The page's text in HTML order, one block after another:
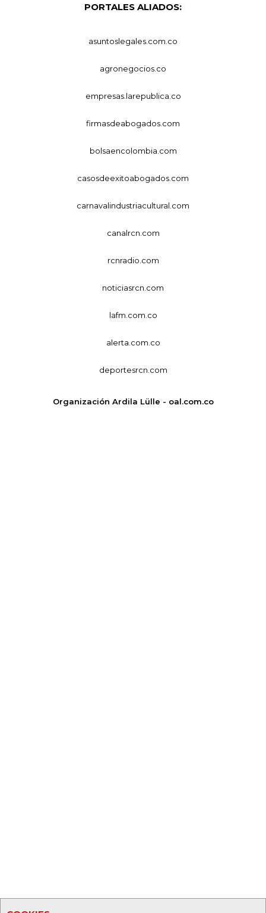
PORTALES ALIADOS:
asuntoslegales.com.co
agronegocios.co
empresas.larepublica.co
firmasdeabogados.com
bolsaencolombia.com
casosdeexitoabogados.com
carnavalindustriacultural.com
canalrcn.com
rcnradio.com
noticiasrcn.com
lafm.com.co
alerta.com.co
deportesrcn.com
Organización Ardila Lülle - oal.com.co